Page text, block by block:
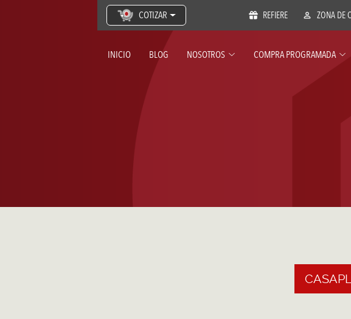
COTIZAR REFIERE ZONA DE
INICIO BLOG NOSOTROS COMPRA PROGRAMADA